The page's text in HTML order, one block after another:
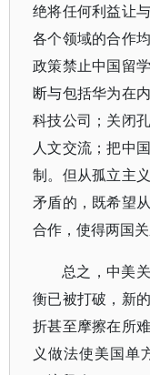
绝将任何利益让
各个领域的合作
政策禁止中国留
断与包括华为在
科技公司；关闭
人文交流；把中
制。但从孤立主
矛盾的，既希望
合作，使得两国
总之，中美
衡已被打破，新
折甚至摩擦在所
义做法使美国单